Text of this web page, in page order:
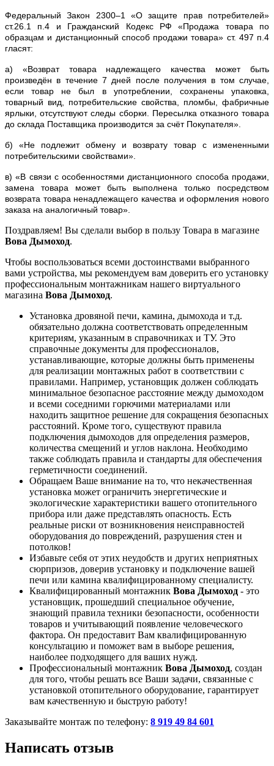
Федеральный Закон 2300–1 «О защите прав потребителей»
ст.26.1 п.4 и Гражданский Кодекс РФ «Продажа товара по
образцам и дистанционный способ продажи товара» ст. 497 п.4
гласят:
а) «Возврат товара надлежащего качества может быть
произведён в течение 7 дней после получения в том случае,
если товар не был в употреблении, сохранены упаковка,
товарный вид, потребительские свойства, пломбы, фабричные
ярлыки, отсутствуют следы сборки. Пересылка отказного товара
до склада Поставщика производится за счёт Покупателя».
б) «Не подлежит обмену и возврату товар с измененными
потребительскими свойствами».
в) «В связи с особенностями дистанционного способа продажи,
замена товара может быть выполнена только посредством
возврата товара ненадлежащего качества и оформления нового
заказа на аналогичный товар».
Поздравляем! Вы сделали выбор в пользу Товара в магазине
Вова Дымоход.
Чтобы воспользоваться всеми достоинствами выбранного
вами устройства, мы рекомендуем вам доверить его установку
профессиональным монтажникам нашего виртуального
магазина Вова Дымоход.
Установка дровяной печи, камина, дымохода и т.д.
обязательно должна соответствовать определенным
критериям, указанным в справочниках и ТУ. Это
справочные документы для профессионалов,
устанавливающие, которые должны быть применены
для реализации монтажных работ в соответствии с
правилами. Например, установщик должен соблюдать
минимальное безопасное расстояние между дымоходом
и всеми соседними горючими материалами или
находить защитное решение для сокращения безопасных
расстояний. Кроме того, существуют правила
подключения дымоходов для определения размеров,
количества смещений и углов наклона. Необходимо
также соблюдать правила и стандарты для обеспечения
герметичности соединений.
Обращаем Ваше внимание на то, что некачественная
установка может ограничить энергетические и
экологические характеристики вашего отопительного
прибора или даже представлять опасность. Есть
реальные риски от возникновения неисправностей
оборудования до повреждений, разрушения стен и
потолков!
Избавьте себя от этих неудобств и других неприятных
сюрпризов, доверив установку и подключение вашей
печи или камина квалифицированному специалисту.
Квалифицированный монтажник Вова Дымоход - это
установщик, прошедший специальное обучение,
знающий правила техники безопасности, особенности
товаров и учитывающий появление человеческого
фактора. Он предоставит Вам квалифицированную
консультацию и поможет вам в выборе решения,
наиболее подходящего для ваших нужд.
Профессиональный монтажник Вова Дымоход, создан
для того, чтобы решать все Ваши задачи, связанные с
установкой отопительного оборудование, гарантирует
вам качественную и быструю работу!
Заказывайте монтаж по телефону: 8 919 49 84 601
Написать отзыв